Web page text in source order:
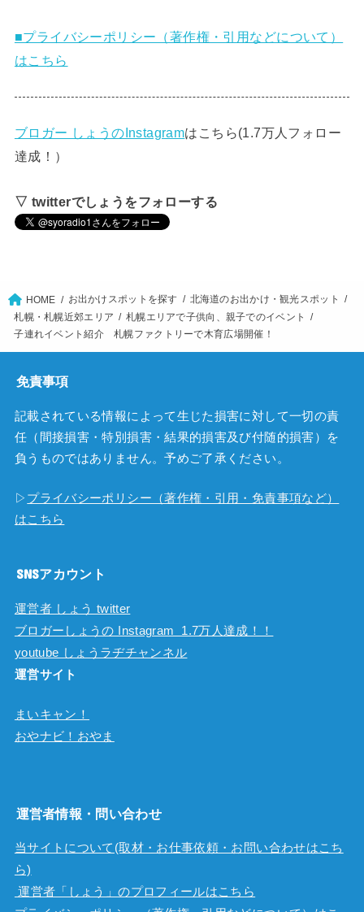
■プライバシーポリシー（著作権・引用などについて）
はこちら
ブロガー しょうのInstagramはこちら(1.7万人フォロー
達成！）
▽ twitterでしょうをフォローする
HOME お出かけスポットを探す
北海道のお出かけ・観光スポット
札幌・札幌近郊エリア
札幌エリアで子供向、親子でのイベント
子連れイベント紹介 札幌ファクトリーで木育広場開催！
免責事項
記載されている情報によって生じた損害に対して一切の責
任（間接損害・特別損害・結果的損害及び付随的損害）を
負うものではありません。予めご了承ください。
▷ プライバシーポリシー（著作権・引用・免責事項など）
はこちら
SNSアカウント
運営者 しょう twitter
ブロガーしょうの Instagram 1.7万人達成！！
youtube しょうラヂチャンネル
運営サイト
まいキャン！
おやナビ！おやま
運営者情報・問い合わせ
当サイトについて(取材・お仕事依頼・お問い合わせはこち
ら)
運営者「しょう」のプロフィールはこちら